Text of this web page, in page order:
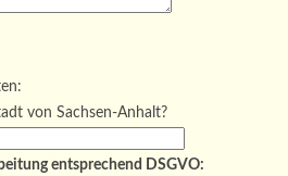
von Sachsen-Anhalt?
entsprechend DSGVO: